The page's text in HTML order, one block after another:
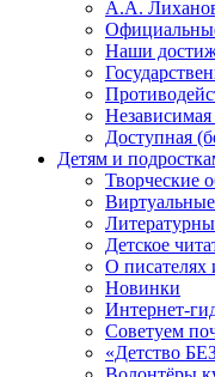
А.А.
Наши
Независимая
Доступная
Детям и
Творческие
Детское
О писателях
Новинки
Интернет-
Советуем
«Детство